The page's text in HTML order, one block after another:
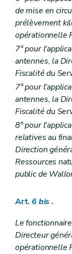
de mise en
prélèvement
opérationnelle
7° pour
antennes, la
Fiscalité du
7° pour
antennes, la
Fiscalité du
8° pour
relatives au
Direction
Ressources
public de
Art. 6bis .
Le
Directeur
opérationnelle